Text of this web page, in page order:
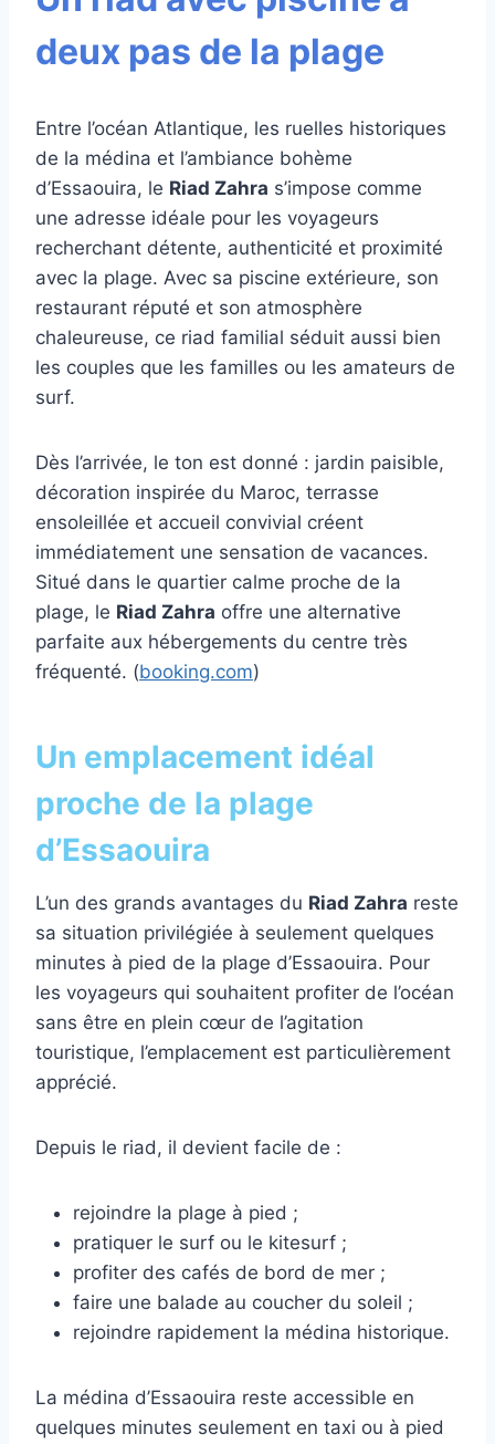
deux pas de la plage
Entre l’océan Atlantique, les ruelles historiques
de la médina et l’ambiance bohème
d’Essaouira, le Riad Zahra s’impose comme
une adresse idéale pour les voyageurs
recherchant détente, authenticité et proximité
avec la plage. Avec sa piscine extérieure, son
restaurant réputé et son atmosphère
chaleureuse, ce riad familial séduit aussi bien
les couples que les familles ou les amateurs de
surf.
Dès l’arrivée, le ton est donné : jardin paisible,
décoration inspirée du Maroc, terrasse
ensoleillée et accueil convivial créent
immédiatement une sensation de vacances.
Situé dans le quartier calme proche de la
plage, le Riad Zahra offre une alternative
parfaite aux hébergements du centre très
fréquenté. (booking.com)
Un emplacement idéal
proche de la plage
d’Essaouira
L’un des grands avantages du Riad Zahra reste
sa situation privilégiée à seulement quelques
minutes à pied de la plage d’Essaouira. Pour
les voyageurs qui souhaitent profiter de l’océan
sans être en plein cœur de l’agitation
touristique, l’emplacement est particulièrement
apprécié.
Depuis le riad, il devient facile de :
rejoindre la plage à pied ;
pratiquer le surf ou le kitesurf ;
profiter des cafés de bord de mer ;
faire une balade au coucher du soleil ;
rejoindre rapidement la médina historique.
La médina d’Essaouira reste accessible en
quelques minutes seulement en taxi ou à pied